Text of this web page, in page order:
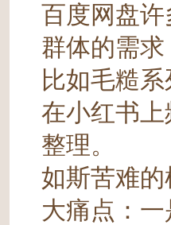
百度网盘
群体的需
比如毛糙
在小红书
整理。
如斯苦难
大痛点：